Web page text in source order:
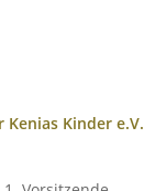
Kenias Kinder e.V.